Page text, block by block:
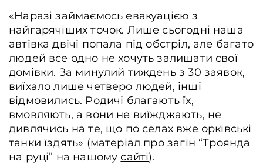
«Наразі займаємось евакуацією з
найгарячіших точок. Лише сьогодні наша
автівка двічі попала під обстріл, але багато
людей все одно не хочуть залишати свої
домівки. За минулий тиждень з 30 заявок,
виїхало лише четверо людей, інші
відмовились. Родичі благають їх,
вмовляють, а вони не виїжджають, не
дивлячись на те, що по селах вже орківські
танки їздять» (матеріал про загін “Троянда
на руці” на нашому сайті).